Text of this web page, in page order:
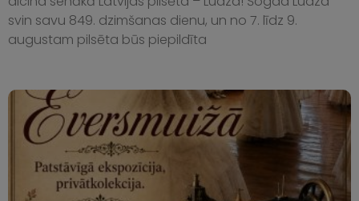
svin savu 849. dzimšanas dienu, un no 7. līdz 9.
augustam pilsēta būs piepildīta